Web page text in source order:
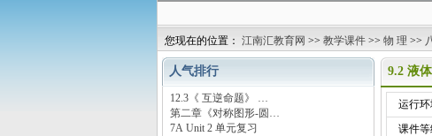
您现在的位置： 江南汇教育网 >> 教学课件 >> 物 理 >>
人气排行
12.3《 互逆命题》 …
第二章《对称图形-圆…
7A Unit 2 单元复习
9.2 液
运行环
课件等